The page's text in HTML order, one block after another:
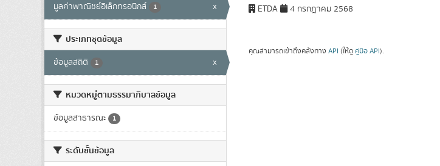
มูลค่าพาณิชย์อิเล็กทรอนิกส์ 1 x
ประเภทชุดข้อมูล
ข้อมูลสถิติ 1 x
หมวดหมู่ตามธรรมาภิบาลข้อมูล
ข้อมูลสาธารณะ 1
ระดับชั้นข้อมูล
ETDA 4 กรกฎาคม 2568
คุณสามารถเข้าถึงคลังทาง API (ให้ดู คู่มือ API).